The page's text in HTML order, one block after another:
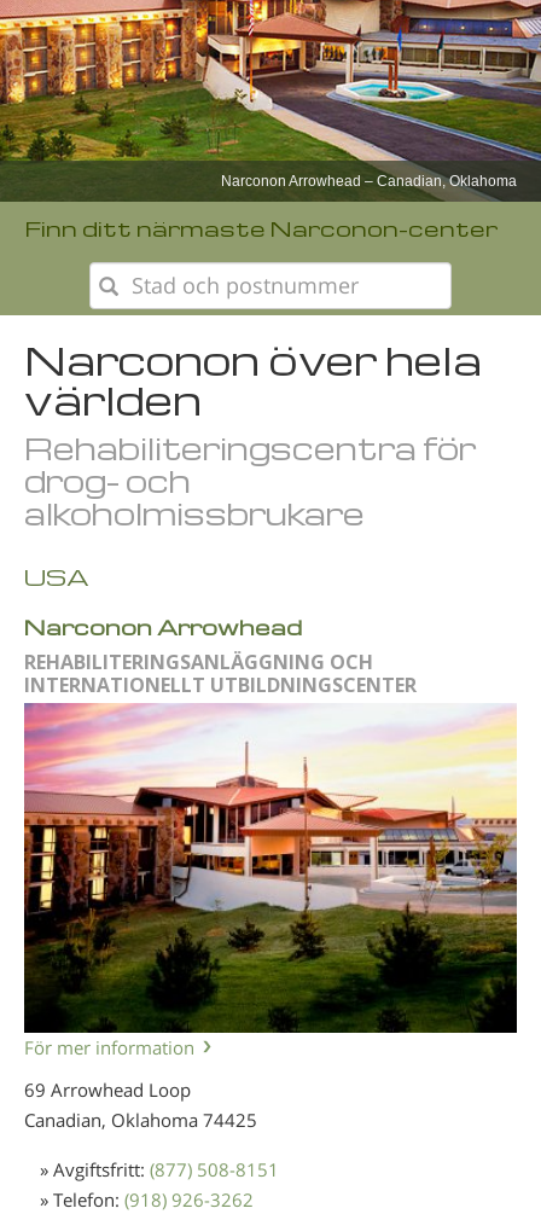
Narconon Ojai
Finn ditt närmaste Narconon-center
Narconon över hela
världen
Rehabiliteringscentra för
drog- och
alkoholmissbrukare
USA
Narconon Arrowhead
REHABILITERINGSANLÄGGNING OCH
INTERNATIONELLT UTBILDNINGSCENTER
För mer information
69 Arrowhead Loop
Canadian, Oklahoma 74425
» Avgiftsfritt: (877) 508-8151
» Telefon: (918) 926-3262